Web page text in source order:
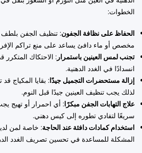
الخطوات:
الحفاظ على نظافة الجفون: تنظيف الجفن
مخصص أو ماء دافئ يساعد على منع تراكم
تجنب لمس العينين باستمرار : الاحتكاك المتكرر
انسدادًا في الغدد الدهنية.
إزالة مستحضرات التجميل جيدًا: بقايا المكياج
لذلك يجب تنظيف العينين جيدًا قبل النوم.
علاج التهابات الجفن مبكرًا: أي احمرار أو تهيج
سريعًا لتفادي تطوره إلى كيس دهني.
استخدام كمادات دافئة عند الحاجة: خاصة لمن
المشكلة للمساعدة في تحسين تصريف الغدد